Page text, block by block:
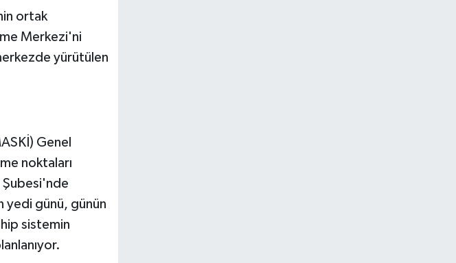
ortak
Merkezi'ni
yürütülen
Genel
noktaları
Şubesi'nde
yedi günü, günün
sistemin